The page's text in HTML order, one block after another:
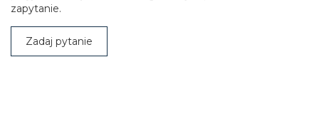
zapytanie.
Zadaj pytanie